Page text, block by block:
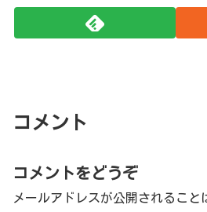
コメント
コメントをどうぞ
メールアドレスが公開されること